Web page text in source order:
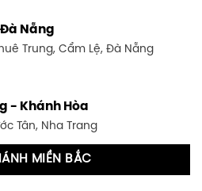
Thạnh, TP HCM
Bình, TP HCM
TP. HCM
Nẵng
Trung, Cẩm Lệ, Đà Nẵng
- Khánh Hòa
Tân, Nha Trang
MIỀN BẮC